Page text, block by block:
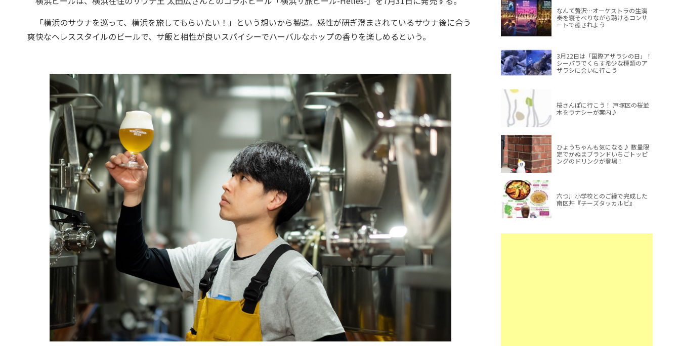
「横浜のサウナを巡って、横浜を旅してもらいたい！」という想いから製造。感性が研ぎ澄まされているサウナ後に合う
爽快なヘレススタイルのビールで、サ飯と相性が良いスパイシーでハーバルなホップの香りを楽しめるという。
なんて贅沢…オーケストラの生演
奏を寝そべりながら聴けるコンサ
ートで癒されよう
3月22日は「国際アザラシの日」！
シーパラでくらす希少な種類のア
ザラシに会いに行こう
桜さんぽに行こう！ 戸塚区の桜並
木をウナシーが案内♪
ひょうちゃんも気になる♪ 数量限
定でかぬまブランドいちごトッピ
ングのドリンクが登場！
六つ川小学校とのご縁で完成した
南区丼『チーズタッカルビ』